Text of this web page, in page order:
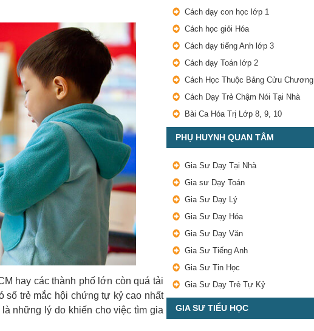
hay các thành phố lớn còn quá tải
số trẻ mắc hội chứng tự kỷ cao nhất
những lý do khiến cho việc tìm gia
Cách dạy con học lớp 1
Cách học giỏi Hóa
Cách dạy tiếng Anh lớp 3
Cách dạy Toán lớp 2
Cách Học Thuộc Bảng Cửu Chương
Cách Dạy Trẻ Chậm Nói Tại Nhà
Bài Ca Hóa Trị Lớp 8, 9, 10
PHỤ HUYNH QUAN TÂM
Gia Sư Dạy Tại Nhà
Gia sư Dạy Toán
Gia Sư Dạy Lý
Gia Sư Dạy Hóa
Gia Sư Dạy Văn
Gia Sư Tiếng Anh
Gia Sư Tin Học
Gia Sư Dạy Trẻ Tự Kỷ
GIA SƯ TIỂU HỌC